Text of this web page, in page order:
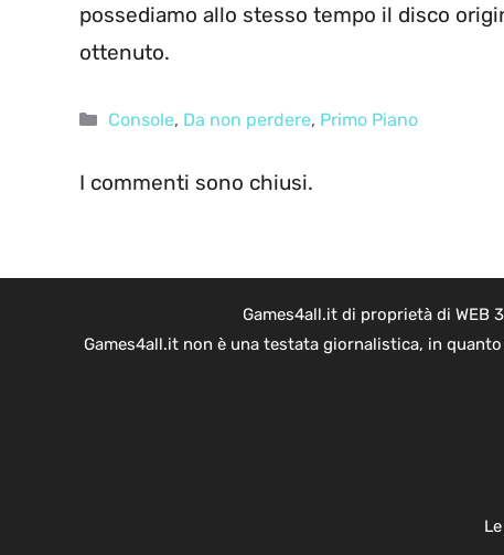
possediamo allo stesso tempo il disco
ottenuto.
Categorie
Console, Da non perdere, Primo Piano
I commenti sono chiusi.
Games4all.it di proprietà di WEB
Games4all.it non è una testata giornalistica, in